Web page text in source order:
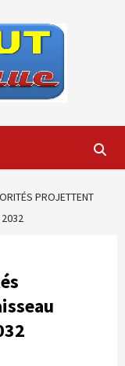
PROJETTENT
2032